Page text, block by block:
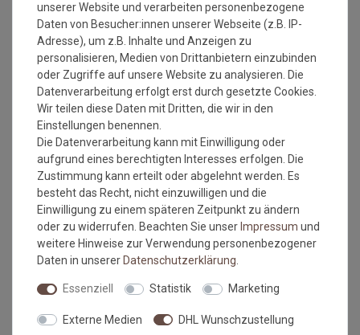
sich die Fasern auf, der Mattenflor wird aktiviert und
transportbedingte Falten und Knicke werden wieder glatt.
Pflegen Sie so Ihre wash+dry Fußmatte regelmäßig und Sie
werden überrascht sein, wie viele
Jahre Qualität und Farbe erhalten bleiben.
Waschtipps:
Matten, die nicht mehr in die Waschmaschine passen, können
mit einem Dampfstrahler (aus Entfernung) gereinigt werden
oder bei einer Wäscherei abgegeben werden. Ganz wichtig ist
auch, dass man die Matten nicht gefaltet und auch nicht mit
anderen Wäschestücken in die Maschine legt, damit die Matte
nicht mit Knicken wieder aus der Maschine kommt. Dies ist
kein Materialfehler und stellt auch keinen Reklamationsgrund
dar.
Falls dies doch mal passiert, auf keinen Fall in den Trockner
geben, damit verstärken sich diese Knicke nur noch. Beim
Maßtoleranzen und Farbabweichungen:
unserer Website und verarbeiten personenbezogene
Daten von Besucher:innen unserer Webseite (z.B. IP-
Adresse), um z.B. Inhalte und Anzeigen zu
personalisieren, Medien von Drittanbietern einzubinden
oder Zugriffe auf unsere Website zu analysieren. Die
Datenverarbeitung erfolgt erst durch gesetzte Cookies.
Wir teilen diese Daten mit Dritten, die wir in den
Einstellungen benennen.
Die Datenverarbeitung kann mit Einwilligung oder
aufgrund eines berechtigten Interesses erfolgen. Die
Zustimmung kann erteilt oder abgelehnt werden. Es
besteht das Recht, nicht einzuwilligen und die
Einwilligung zu einem späteren Zeitpunkt zu ändern
oder zu widerrufen. Beachten Sie unser Impressum und
weitere Hinweise zur Verwendung personenbezogener
Daten in unserer Daten­schutz­erklärung
Essenziell Statistik Marketing
Externe Medien DHL Wunschzustellung